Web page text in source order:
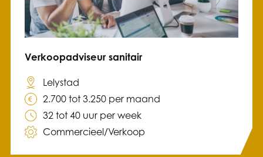
Verkoopadviseur sanitair
Lelystad
2.700 tot 3.250 per maand
32 tot 40 uur per week
Commercieel/Verkoop